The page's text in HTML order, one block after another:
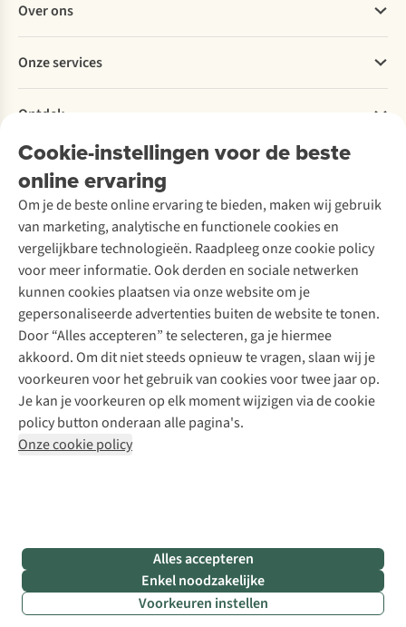
Cookie-instellingen voor de beste
online ervaring
Om je de beste online ervaring te bieden, maken wij gebruik
van marketing, analytische en functionele cookies en
vergelijkbare technologieën. Raadpleeg onze cookie policy
voor meer informatie. Ook derden en sociale netwerken
kunnen cookies plaatsen via onze website om je
gepersonaliseerde advertenties buiten de website te tonen.
Door “Alles accepteren” te selecteren, ga je hiermee
akkoord. Om dit niet steeds opnieuw te vragen, slaan wij je
voorkeuren voor het gebruik van cookies voor twee jaar op.
Je kan je voorkeuren op elk moment wijzigen via de cookie
policy button onderaan alle pagina's.
Onze cookie policy
Alles accepteren
Enkel noodzakelijke
Voorkeuren instellen
Bestellen
Betalen
Levering
Retourneren
Bestelling herroepen
Garantie
Contact
Over ons
Explore More
Verantwoord ondernemen
Over Ayacucho
Onze winkels
Over A.S.Adventure
Toegankelijkheidsverklaring
Onze services
Ski-onderhoud
Wasservice
Schoenonderhoud
Schoenherstelling
Kledingherstelling
Retouches
Voor bedrijven
Ontdek
A.S.Magazine
Podcast
Explore Academy
Explore Camp
Gear Check
Inspiratie & advies
Meld je aan voor de nieuwsbrief
Follow us
Disclaimer Privacy Policy
Algemene voorwaarden
Cookie Policy